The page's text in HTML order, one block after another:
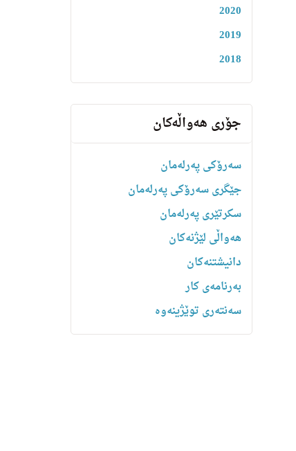
2020
2019
2018
جۆری هەواڵەکان
سەرۆکی پەرلەمان
جێگری سەرۆکی پەرلەمان
سکرتێری پەرلەمان
هه‌واڵى لێژنه‌كان
دانیشتنه‌کان
بەرنامەی کار
سەنتەری توێژینەوە